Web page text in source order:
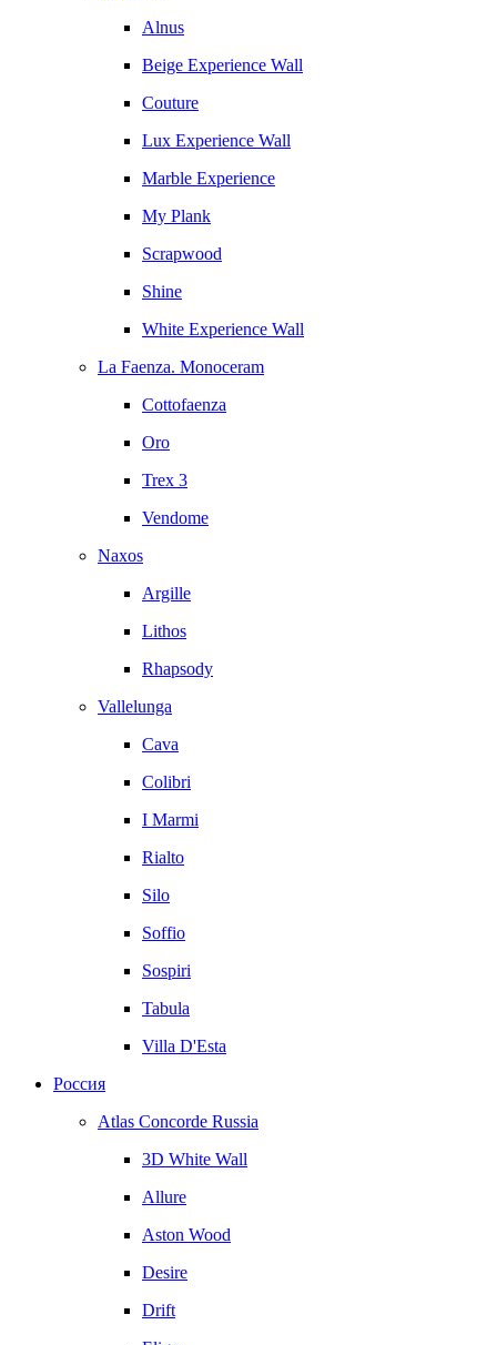
Alnus
Beige Experience Wall
Couture
Lux Experience Wall
Marble Experience
My Plank
Scrapwood
Shine
White Experience Wall
La Faenza. Monoceram
Cottofaenza
Oro
Trex 3
Vendome
Naxos
Argille
Lithos
Rhapsody
Vallelunga
Cava
Colibri
I Marmi
Rialto
Silo
Soffio
Sospiri
Tabula
Villa D'Esta
Россия
Atlas Concorde Russia
3D White Wall
Allure
Aston Wood
Desire
Drift